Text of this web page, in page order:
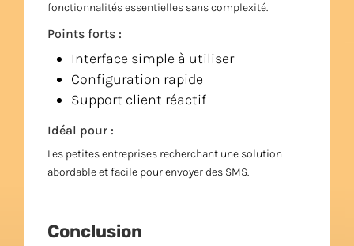
fonctionnalités essentielles sans complexité.
Points forts :
Interface simple à utiliser
Configuration rapide
Support client réactif
Idéal pour :
Les petites entreprises recherchant une solution
abordable et facile pour envoyer des SMS.
Conclusion